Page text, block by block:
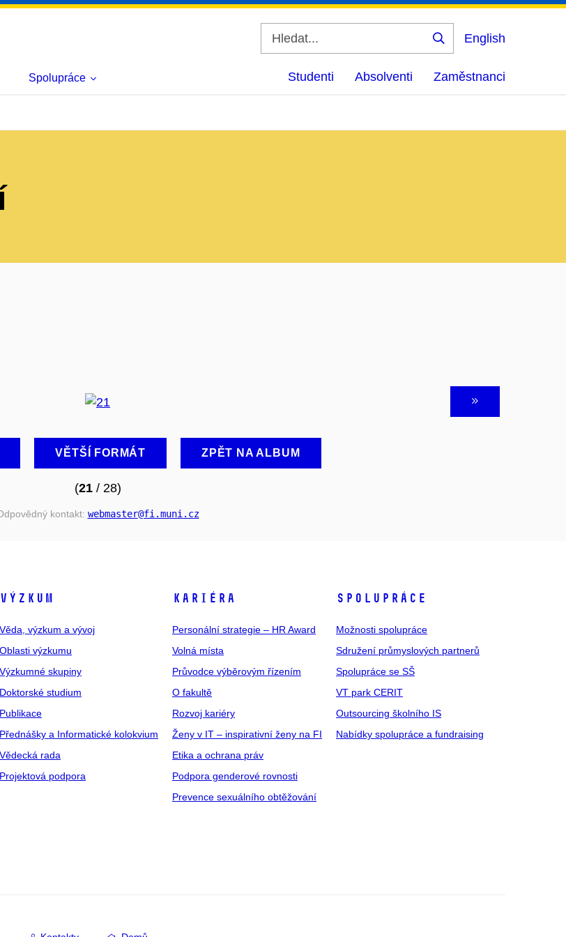
Vyhledat
English
Spolupráce Studenti Absolventi Zaměstnanci
VĚTŠÍ FORMÁT ZPĚT NA ALBUM
(21/ 28)
kontakt: webmaster@fi .muni .cz
VÝZKUM
Věda, výzkum a vývoj
Oblasti výzkumu
Výzkumné skupiny
Doktorské studium
Publikace
Přednášky a Informatické kolokvium
Vědecká rada
Projektová podpora
KARIÉRA
Personální strategie – HR Award
Volná místa
Průvodce výběrovým řízením
O fakultě
Rozvoj kariéry
Ženy v IT – inspirativní ženy na FI
Etika a ochrana práv
Podpora genderové rovnosti
Prevence sexuálního obtěžování
SPOLUPRÁCE
Možnosti spolupráce
Sdružení průmyslových partnerů
Spolupráce se SŠ
VT park CERIT
Outsourcing školního IS
Nabídky spolupráce a fundraising